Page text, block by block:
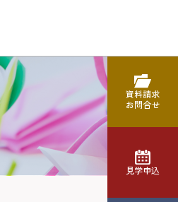
資料請求
お問合せ
見学申込